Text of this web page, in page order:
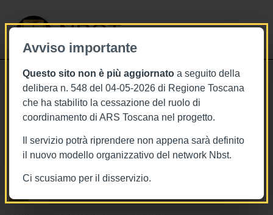
Avviso importante
Questo sito non è più aggiornato a seguito della
delibera n. 548 del 04-05-2026 di Regione Toscana
che ha stabilito la cessazione del ruolo di
coordinamento di ARS Toscana nel progetto.
Il servizio potrà riprendere non appena sarà definito
il nuovo modello organizzativo del network Nbst.
Ci scusiamo per il disservizio.
NBST
30/8/2021
Delibera n.877 del 30 agosto 2021
Tags Toscana BURT Bollettino della regione toscana
Seno